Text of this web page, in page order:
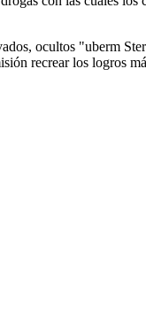
ocultos "uberm
recrear los logros